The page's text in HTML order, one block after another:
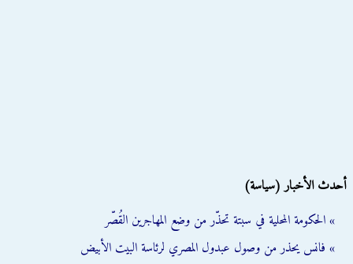
أحدث الأخبار (سياسة)
» الحكومة المحلية في سبتة تحذّر من وضع المهاجرين القُصّر
» فانس يحذر من وصول عبدول المصري لرئاسة البيت الأبيض